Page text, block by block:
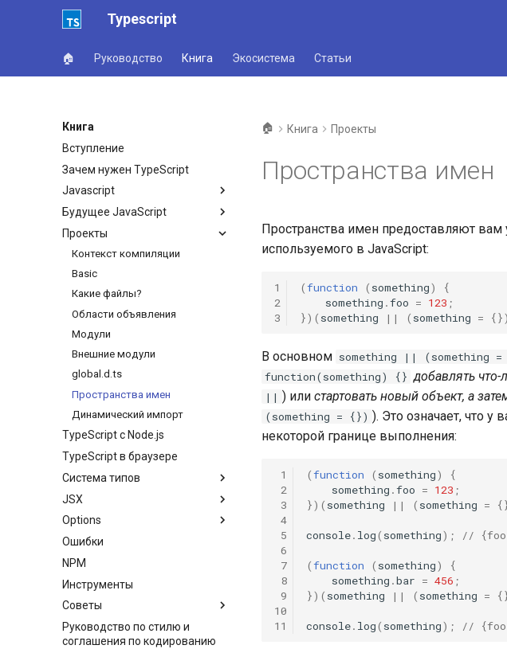
Typescript
🏠 Руководство Книга Экосистема Статьи
Книга
Вступление
Зачем нужен TypeScript
Javascript
Будущее JavaScript
Проекты
Контекст компиляции
Basic
Какие файлы?
Области объявления
Модули
Внешние модули
global.d.ts
Пространства имен
Динамический импорт
TypeScript c Node.js
TypeScript в браузере
Система типов
JSX
Options
Ошибки
NPM
Инструменты
Советы
Руководство по стилю и
соглашения по кодированию
🏠 Книга Проекты
Пространства имен
Пространства имен предоставляют
используемого в JavaScript:
1
2
3
(function ( something)
{
something .foo = 123 ;
})( something || ( something =
В основном something || (something
function(something) {} добавлять
|| ) или стартовать новый объект, а
(something = {}) ). Это означает, что
некоторой границе выполнения:
1
2
3
4
5
6
7
8
9
10
11
(function ( something)
{
something .foo = 123 ;
})( something || ( something =
console. log( something); //
(function ( something)
{
something .bar = 456 ;
})( something || ( something =
console. log( something); //